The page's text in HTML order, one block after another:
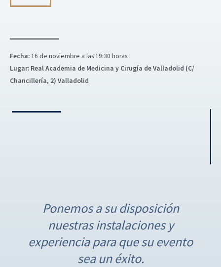
Fecha:16 de noviembre a las 19:30 horas
Lugar: Real Academia de Medicina y Cirugía de Valladolid (C/
Chancillería, 2) Valladolid
Ponemos a su disposición
nuestras instalaciones y
experiencia para que su evento
sea un éxito.